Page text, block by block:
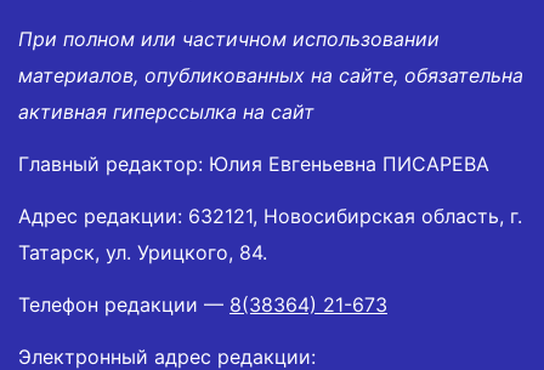
При полном или частичном использовании
материалов, опубликованных на сайте, обязательна
активная гиперссылка на сайт
Главный редактор: Юлия Евгеньевна ПИСАРЕВА
Адрес редакции: 632121, Новосибирская область, г.
Татарск, ул. Урицкого, 84.
Телефон редакции — 8(38364) 21-673
Электронный адрес редакции: